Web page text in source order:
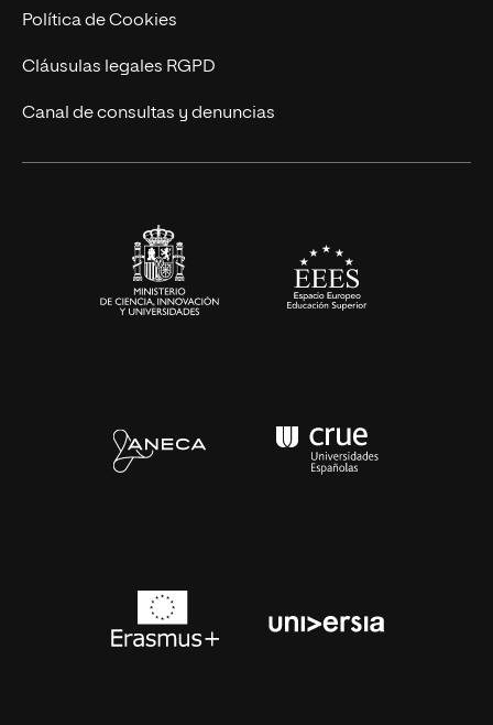
Ingeniería
Diseño
Ciencias de la Salud
Política de Cookies
Cláusulas legales RGPD
Canal de consultas y denuncias